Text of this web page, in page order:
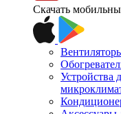
Скачать
Устройства